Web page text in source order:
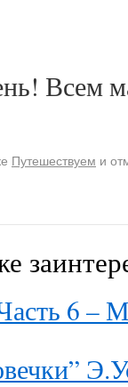
Всем
Путешествуем и
6 –